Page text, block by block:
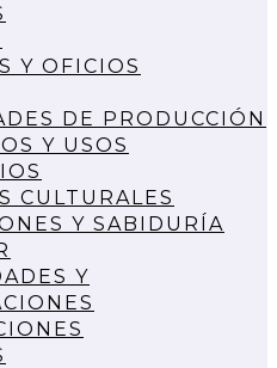
Y OFICIOS
DE PRODUCCIÓN
Y USOS
CULTURALES
Y SABIDURÍA
Y